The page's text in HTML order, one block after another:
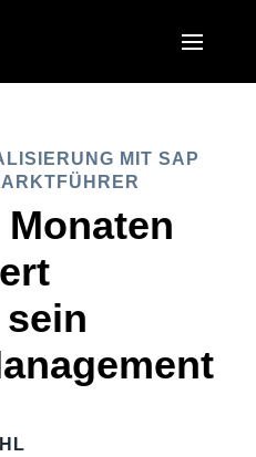
States (English)
Kingdom (English)
(Français)
(Deutsch)
(Italiano)
(English)
PACIFIC
(English)
(English)
（日本語)
MIT SAP
sein